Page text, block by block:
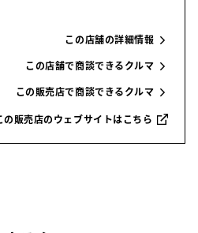
この店舗の詳細情報
この店舗で商談できるクルマ
この販売店で商談できるクルマ
の販売店のウェブサイトはこちら